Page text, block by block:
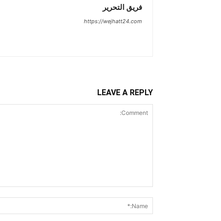
فريق التحرير
https://wejhatt24.com
LEAVE A REPLY